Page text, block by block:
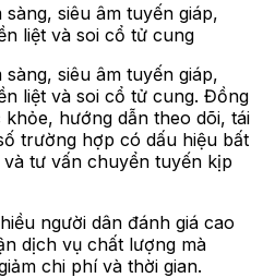
siêu âm tuyến giáp,
liệt và soi cổ tử cung
siêu âm tuyến giáp,
liệt và soi cổ tử cung. Đồng
hướng dẫn theo dõi, tái
trường hợp có dấu hiệu bất
tư vấn chuyển tuyến kịp
người dân đánh giá cao
dịch vụ chất lượng mà
chi phí và thời gian.